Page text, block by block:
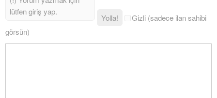
Yolla!
Gizli (sadece ilan sahibi
görsün)